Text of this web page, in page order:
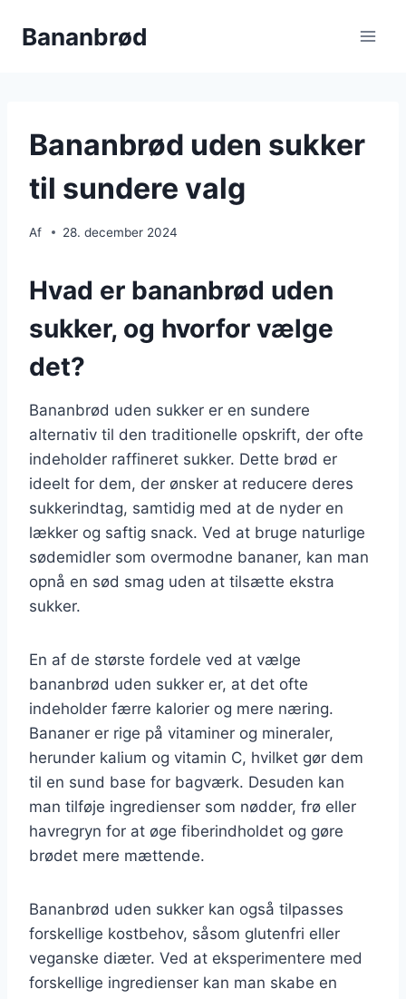
Bananbrød
Bananbrød uden sukker
til sundere valg
Af 28. december 2024
Hvad er bananbrød uden
sukker, og hvorfor vælge
det?
Bananbrød uden sukker er en sundere
alternativ til den traditionelle opskrift, der ofte
indeholder raffineret sukker. Dette brød er
ideelt for dem, der ønsker at reducere deres
sukkerindtag, samtidig med at de nyder en
lækker og saftig snack. Ved at bruge naturlige
sødemidler som overmodne bananer, kan man
opnå en sød smag uden at tilsætte ekstra
sukker.
En af de største fordele ved at vælge
bananbrød uden sukker er, at det ofte
indeholder færre kalorier og mere næring.
Bananer er rige på vitaminer og mineraler,
herunder kalium og vitamin C, hvilket gør dem
til en sund base for bagværk. Desuden kan
man tilføje ingredienser som nødder, frø eller
havregryn for at øge fiberindholdet og gøre
brødet mere mættende.
Bananbrød uden sukker kan også tilpasses
forskellige kostbehov, såsom glutenfri eller
veganske diæter. Ved at eksperimentere med
forskellige ingredienser kan man skabe en